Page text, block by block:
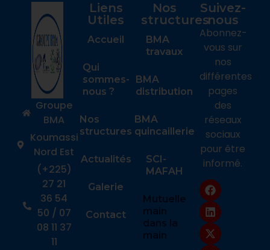
Groupe
BMA
Koumassi
Nord Est
(+225)
27 21
36 54
50 / 07
08 11 37
11
Liens
Utiles
Accueil
Qui
sommes-
nous ?
Nos
structures
Actualités
Galerie
Contact
Nos
structures
BMA
travaux
BMA
distribution
BMA
quincaillerie
SCI-
MAFAH
Mutuelle
main
dans la
main
Suivez-
nous
Abonnez-
vous sur
nos
différentes
pages
des
réseaux
sociaux
pour être
informé.